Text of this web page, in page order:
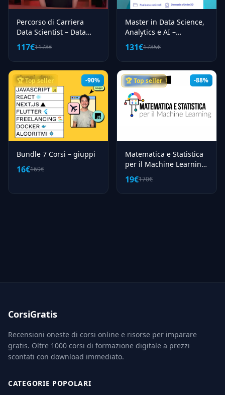
Percorso di Carriera
Data Scientist – Data
117€1178€
Master in Data Science,
Analytics e AI –
131€1785€
-90%
🏆 Top seller
Bundle 7 Corsi – giuppi
16€169€
-88%
🏆 Top seller
Matematica e Statistica
per il Machine Learning
19€170€
CorsiGratis
Recensioni oneste di corsi online e risorse per imparare
gratis. Oltre 1000 corsi di formazione digitale a prezzi
scontati con download immediato.
CATEGORIE POPOLARI